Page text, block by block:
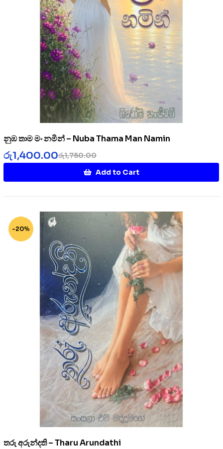
නුඹ තාම මං නමින් – Nuba Thama Man Namin
රු1,750.00
රු1,400.00
Add to Cart
-20%
තරු අරුන්දති – Tharu Arundathi